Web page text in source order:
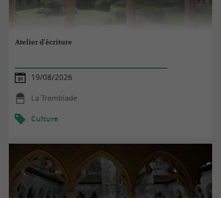
Atelier d'écriture
19/08/2026
La Tremblade
Culture